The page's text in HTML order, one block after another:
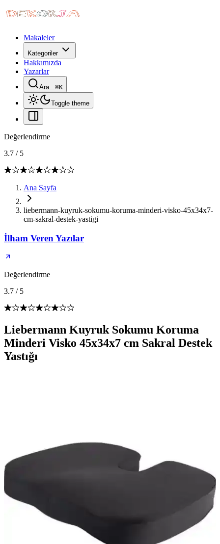
Makaleler
Kategoriler
Hakkımızda
Yazarlar
Ara...⌘K
Toggle theme
Değerlendirme
3.7 / 5
Ana Sayfa
liebermann-kuyruk-sokumu-koruma-minderi-visko-45x34x7-
cm-sakral-destek-yastigi
İlham Veren Yazılar
Değerlendirme
3.7 / 5
Liebermann Kuyruk Sokumu Koruma
Minderi Visko 45x34x7 cm Sakral Destek
Yastığı